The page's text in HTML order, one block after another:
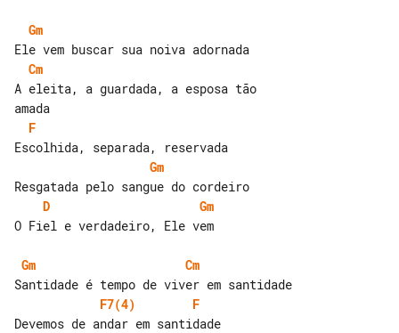
Gm
Cm
A eleita, a guardada, a esposa tão
F
Gm
D
Gm
O Fiel e verdadeiro, Ele vem
Gm
Cm
F7(4)
F